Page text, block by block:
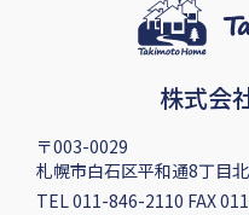
株式会
〒003-0029
札幌市白石区平和通8丁目
TEL 011-846-2110 FAX